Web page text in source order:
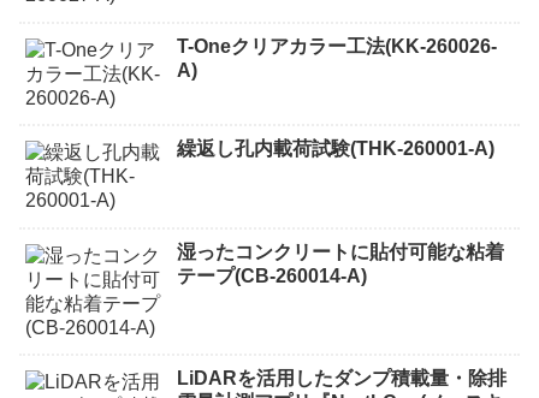
T-Oneクリアカラー工法(KK-260026-
A)
繰返し孔内載荷試験(THK-260001-A)
湿ったコンクリートに貼付可能な粘着
テープ(CB-260014-A)
LiDARを活用したダンプ積載量・除排